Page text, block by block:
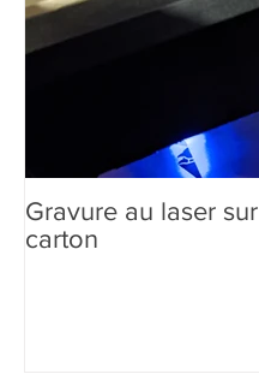
Gravure au laser
carton